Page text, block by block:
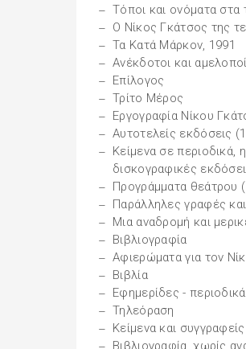
Τόποι και ονόματα στα
Ο Νίκος Γκάτσος της
Τα Κατά Μάρκον, 1991
Ανέκδοτοι και
Επίλογος
Τρίτο Μέρος
Εργογραφία Νίκου
Αυτοτελείς εκδόσεις
Κείμενα σε περιοδικά,
δισκογραφικές
Προγράμματα θεάτρου
Παράλληλες γραφές
Μια αναδρομή και
Βιβλιογραφία
Αφιερώματα για τον
Βιβλία
Εφημερίδες - περιοδικά
Τηλεόραση
Κείμενα και
Βιβλιογραφία, χωρίς